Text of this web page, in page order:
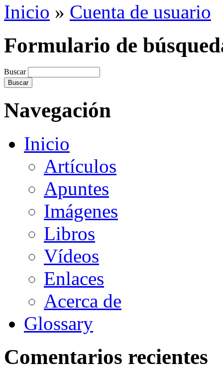
Inicio » Cuenta de usuario
Formulario de
Buscar
Navegación
Inicio
Artículos
Apuntes
Imágenes
Libros
Vídeos
Enlaces
Acerca de
Glossary
Comentarios recientes